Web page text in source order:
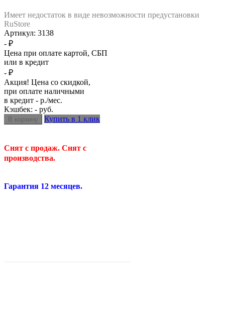
Имеет недостаток в виде невозможности предустановки
RuStore
Артикул: 3138
- ₽
Цена при оплате картой, СБП
или в кредит
- ₽
Акция! Цена со скидкой,
при оплате наличными
в кредит - р./мес.
Кэшбек: - руб.
Купить в 1 клик
Снят с продаж. Снят с
производства.
Гарантия 12 месяцев.